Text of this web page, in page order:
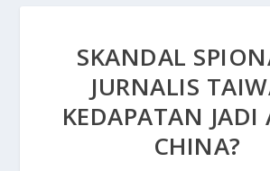
SKANDAL
JURNALIS
KEDAPATAN JADI
CHINA?